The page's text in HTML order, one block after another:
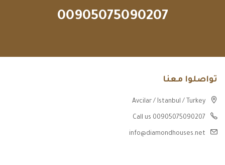
00905075090207
تواصلوا معنا
Avcilar / Istanbul / Turkey
Call us 00905075090207
info@diamondhouses.net